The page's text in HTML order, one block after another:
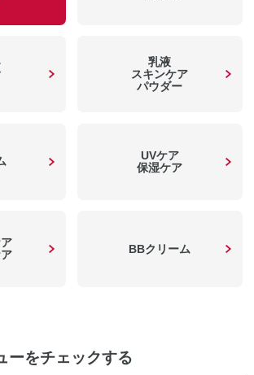
乳液
スキンケア
パウダー
UVケア
保湿ケア
BBクリーム
ーをチェックする